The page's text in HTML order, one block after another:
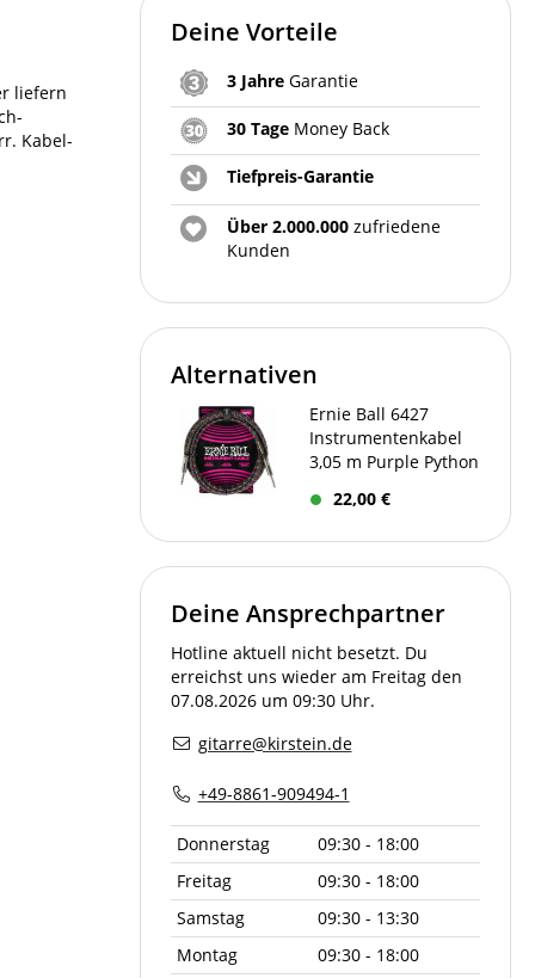
liefern
Kabel-
Deine Vorteile
3 Jahre Garantie
30 Tage Money Back
Tiefpreis-Garantie
Über 2.000.000 zufriedene
Kunden
Alternativen
Ernie Ball 6427
Instrumentenkabel
3,05 m Purple Python
22,00 €
Deine Ansprechpartner
Hotline aktuell nicht besetzt. Du
erreichst uns wieder am Freitag den
07.08.2026 um 09:30 Uhr.
gitarre@kirstein.de
+49-8861-909494-1
Donnerstag
09:30 - 18:00
Freitag
09:30 - 18:00
Samstag
09:30 - 13:30
Montag
09:30 - 18:00